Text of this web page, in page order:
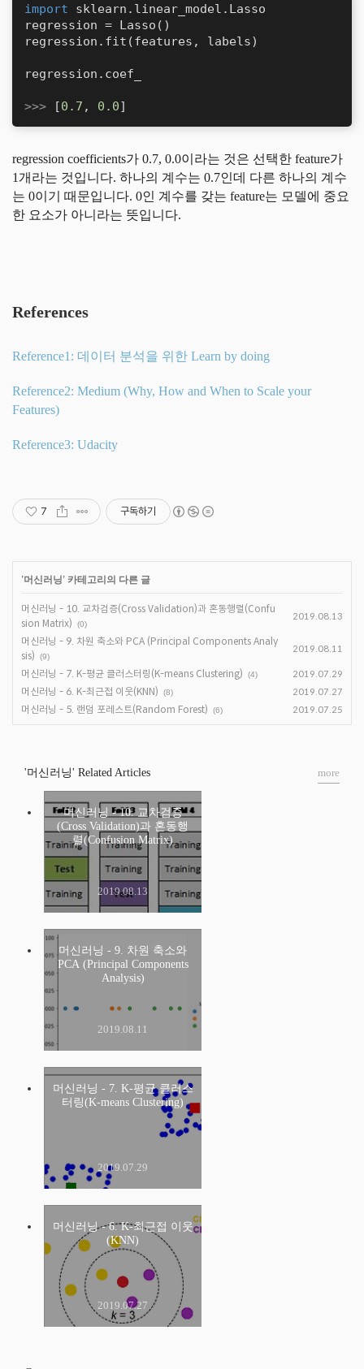
import sklearn.linear_model.Lasso
regression = Lasso()
regression.fit(features, labels)
regression.coef_
>>> [0.7 , 0.0]
regression coefficients가 0.7, 0.0이라는 것은 선택한 feature가
1개라는 것입니다. 하나의 계수는 0.7인데 다른 하나의 계수
는 0이기 때문입니다. 0인 계수를 갖는 feature는 모델에 중요
한 요소가 아니라는 뜻입니다.
References
Reference1: 데이터 분석을 위한 Learn by doing
Reference2: Medium (Why, How and When to Scale your
Features)
Reference3: Udacity
7 구독하기
'머신러닝' 카테고리의 다른 글
머신러닝 - 10. 교차검증(Cross Validation)과 혼동행렬(Confu
sion Matrix)
(0)
2019.08.13
머신러닝 - 9. 차원 축소와 PCA (Principal Components Analy
sis)
(9)
2019.08.11
머신러닝 - 7. K-평균 클러스터링(K-means Clustering) (4) 2019.07.29
머신러닝 - 6. K-최근접 이웃(KNN) (8) 2019.07.27
머신러닝 - 5. 랜덤 포레스트(Random Forest) (6) 2019.07.25
'머신러닝' Related Articles
머신러닝 - 10. 교차검증
(Cross Validation)과 혼동행
렬(Confusion Matrix)
2019.08.13
머신러닝 - 9. 차원 축소와
PCA (Principal Components
Analysis)
2019.08.11
머신러닝 - 7. K-평균 클러스
터링(K-means Clustering)
2019.07.29
머신러닝 - 6. K-최근접 이웃
(KNN)
2019.07.27
more